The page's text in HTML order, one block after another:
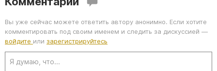
Вы уже сейчас можете ответить автору анонимно. Если хотите
комментировать под своим именем и следить за дискуссией —
войдите или зарегистрируйтесь